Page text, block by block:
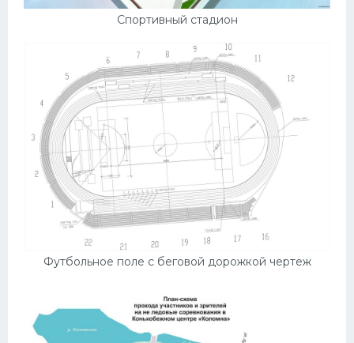
Спортивный стадион
Футбольное поле с беговой дорожкой чертеж